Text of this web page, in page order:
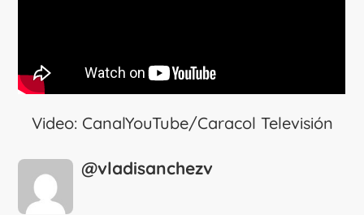
Video: CanalYouTube/Caracol Televisión
@vladisanchezv